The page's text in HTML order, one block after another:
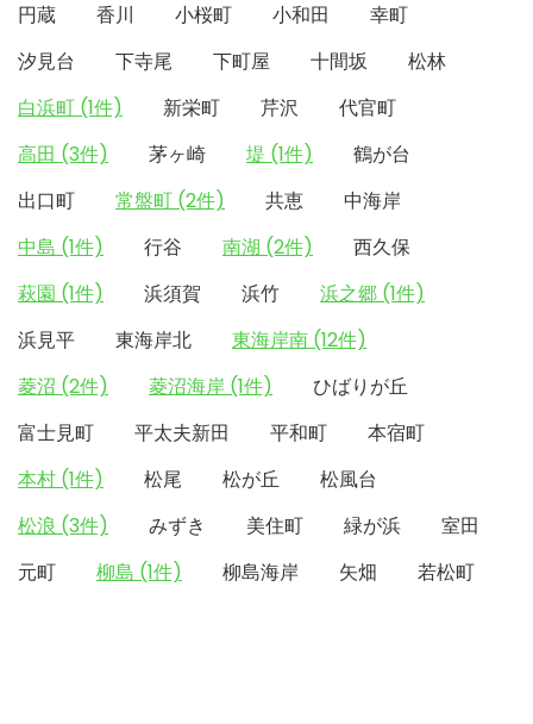
円蔵
香川 小桜町 小和田
幸町
汐見台
下寺尾 下町屋 十間坂
松林
白浜町 (1件)
新栄町 芹沢
代官町
高田 (3件)
茅ヶ崎 堤 (1件)
鶴が台
出口町
常盤町 (2件) 共恵
中海岸
中島 (1件)
行谷 南湖 (2件)
西久保
萩園 (1件)
浜須賀 浜竹
浜之郷 (1件)
浜見平
東海岸北
東海岸南 (12件)
菱沼 (2件)
菱沼海岸 (1件)
ひばりが丘
富士見町
平太夫新田 平和町
本宿町
本村 (1件)
松尾 松が丘
松風台
松浪 (3件)
みずき 美住町 緑が浜
室田
元町
柳島 (1件) 柳島海岸 矢畑 若松町